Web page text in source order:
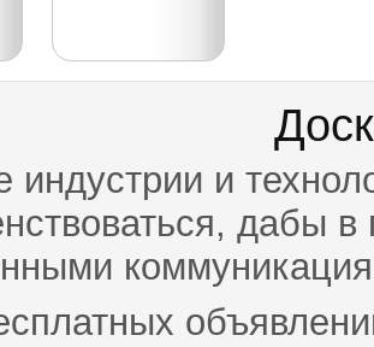
индустрии и
дабы в